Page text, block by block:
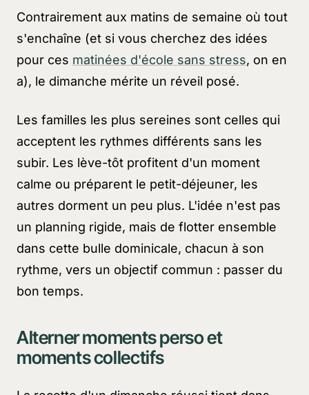
Contrairement aux matins de semaine où tout
s'enchaîne (et si vous cherchez des idées
pour ces matinées d'école sans stress, on en
a), le dimanche mérite un réveil posé.
Les familles les plus sereines sont celles qui
acceptent les rythmes différents sans les
subir. Les lève-tôt profitent d'un moment
calme ou préparent le petit-déjeuner, les
autres dorment un peu plus. L'idée n'est pas
un planning rigide, mais de flotter ensemble
dans cette bulle dominicale, chacun à son
rythme, vers un objectif commun : passer du
bon temps.
Alterner moments perso et
moments collectifs